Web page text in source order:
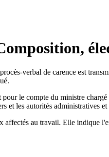
verbal de carence est
le compte du ministre
et les autorités administratives
au travail. Elle indique